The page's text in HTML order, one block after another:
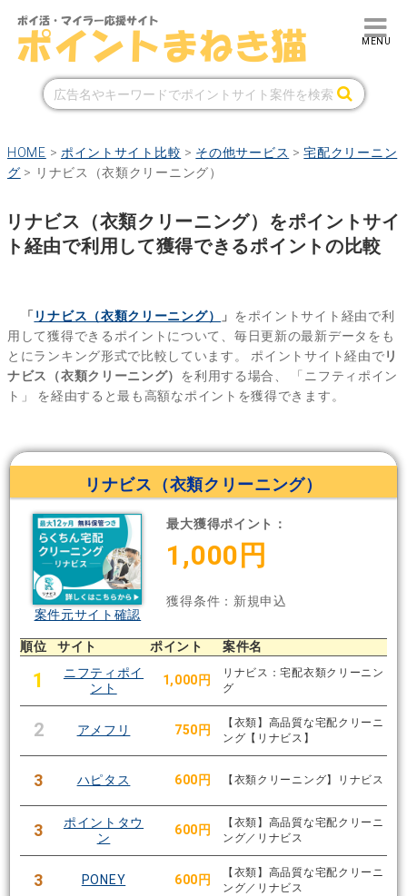
HOME > ポイントサイト比較 > その他サービス >宅配クリーニン
グ > リナビス（衣類クリーニング）
リナビス（衣類クリーニング）をポイントサイ
ト経由で利用して獲得できるポイントの比較
「 リナビス（衣類クリーニング） 」 をポイントサイト経由で利
用して獲得できるポイントについて、毎日更新の最新データをも
とにランキング形式で比較しています。 ポイントサイト経由でリ
ナビス（衣類クリーニング） を利用する場合、
「ニフティポイン
ト」
を経由すると最も高額なポイントを獲得できます。
リナビス（衣類クリーニング）
案件元サイト確認
最大獲得ポイント：
1,000円
獲得条件：新規申込
順位 サイト ポイント 案件名
1
ニフティポイ
ント
1,000円
リナビス：宅配衣類クリーニン
グ
2 アメフリ 750円
【衣類】高品質な宅配クリーニ
ング【リナビス】
3 ハピタス 600円 【衣類クリーニング】リナビス
3
ポイントタウ
ン
600円
【衣類】高品質な宅配クリーニ
ング／リナビス
3 PONEY 600円
【衣類】高品質な宅配クリーニ
ング／リナビス